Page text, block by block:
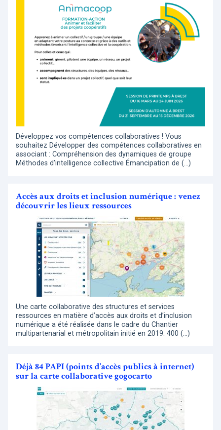
Développez vos compétences collaboratives ! Vous
souhaitez Développer des compétences collaboratives en
associant : Compréhension des dynamiques de groupe
Méthodes d’intelligence collective Émancipation de (…)
Accès aux droits et inclusion numérique : venez
découvrir les lieux ressources
Une carte collaborative des structures et services
ressources en matière d’accès aux droits et d’inclusion
numérique a été réalisée dans le cadre du Chantier
multipartenarial et métropolitain initié en 2019. 400 (…)
Déjà 84 PAPI (points d’accès publics à internet)
sur la carte collaborative gogocarto